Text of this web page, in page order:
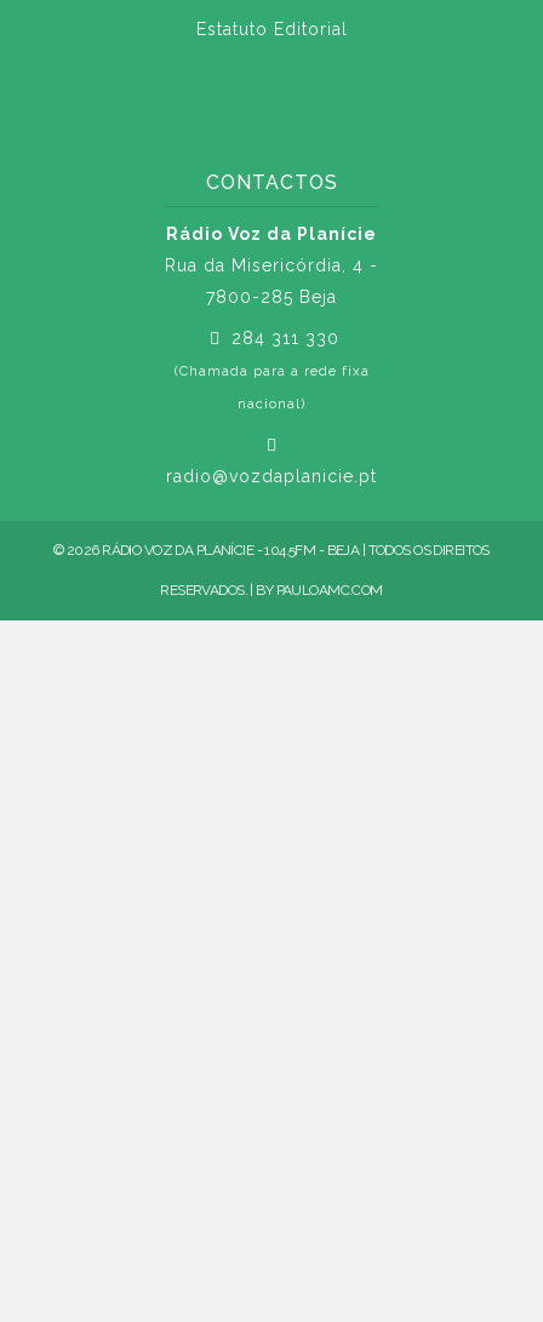
Estatuto Editorial
CONTACTOS
Rádio Voz da Planície
Rua da Misericórdia, 4 -
7800-285 Beja
284 311 330
(Chamada para a rede fixa
nacional)
radio@vozdaplanicie.pt
© 2026 RÁDIO VOZ DA PLANÍCIE - 104.5FM - BEJA | TODOS OS DIREITOS
RESERVADOS. | BY PAULOAMC.COM